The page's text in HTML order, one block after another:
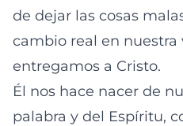
de dejar las cosas
cambio real en nuestra
entregamos a Cristo.
Él nos hace nacer de
palabra y del Espíritu,